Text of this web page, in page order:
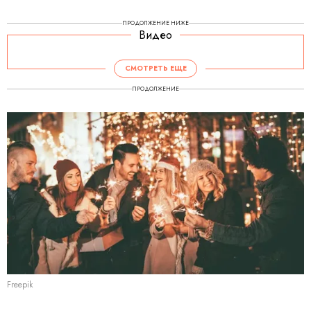
ПРОДОЛЖЕНИЕ НИЖЕ
Видео
СМОТРЕТЬ ЕЩЕ
ПРОДОЛЖЕНИЕ
Freepik